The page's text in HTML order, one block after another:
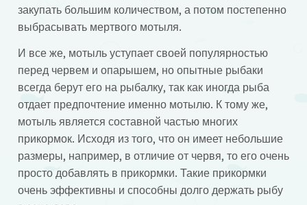
закупать большим количеством, а потом постепенно
выбрасывать мертвого мотыля.
И все же, мотыль уступает своей популярностью
перед червем и опарышем, но опытные рыбаки
всегда берут его на рыбалку, так как иногда рыба
отдает предпочтение именно мотылю. К тому же,
мотыль является составной частью многих
прикормок. Исходя из того, что он имеет небольшие
размеры, например, в отличие от червя, то его очень
просто добавлять в прикормки. Такие прикормки
очень эффективны и способны долго держать рыбу